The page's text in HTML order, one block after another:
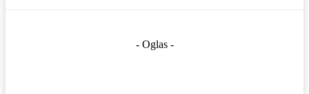
- Oglas -